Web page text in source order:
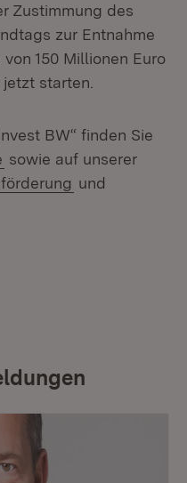
Zustimmung des
zur Entnahme
150 Millionen Euro
starten.
BW“ finden Sie
(Öffnet in neuem
sowie auf unserer
und